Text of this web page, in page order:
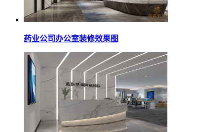
药业公司办公室装修效果图